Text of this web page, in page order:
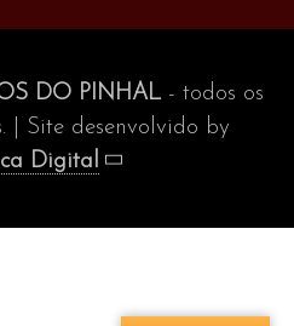
DO PINHAL- todos os
| Site desenvolvido by
Digital